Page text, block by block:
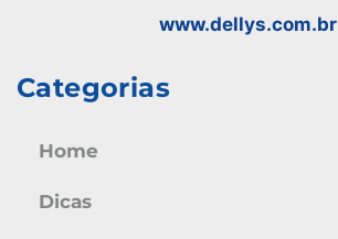
www.dellys.com.br
Categorias
Home
Dicas